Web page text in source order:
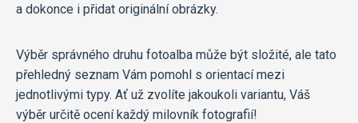
a dokonce i přidat originální obrázky.
Výběr správného druhu fotoalba může být složité, ale tato
přehledný seznam Vám pomohl s orientací mezi
jednotlivými typy. Ať už zvolíte jakoukoli variantu, Váš
výběr určitě ocení každý milovník fotografií!